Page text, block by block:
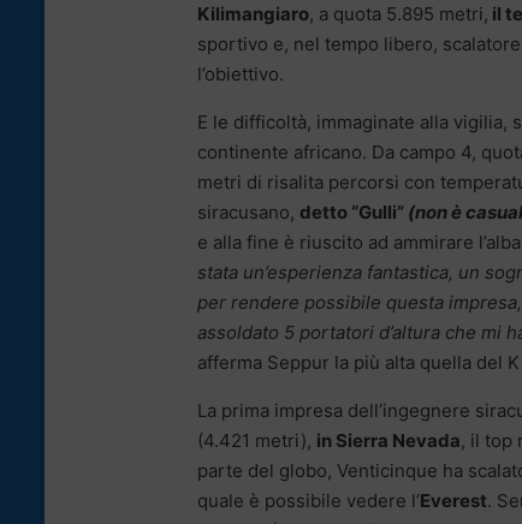
Kilimangiaro, a quota 5.895 metri, il
sportivo e, nel tempo libero,
l’obiettivo.
E le difficoltà, immaginate alla vigilia,
continente africano. Da campo 4,
metri di risalita percorsi con
siracusano, detto “Gulli” (non è
e alla fine è riuscito ad ammirare
stata un’esperienza fantastica, un
per rendere possibile questa
assoldato 5 portatori d’altura che mi
afferma Seppur la più alta quella del
La prima impresa dell’ingegnere
(4.421 metri), in Sierra Nevada, il top
parte del globo, Venticinque ha
quale è possibile vedere l’Everest.